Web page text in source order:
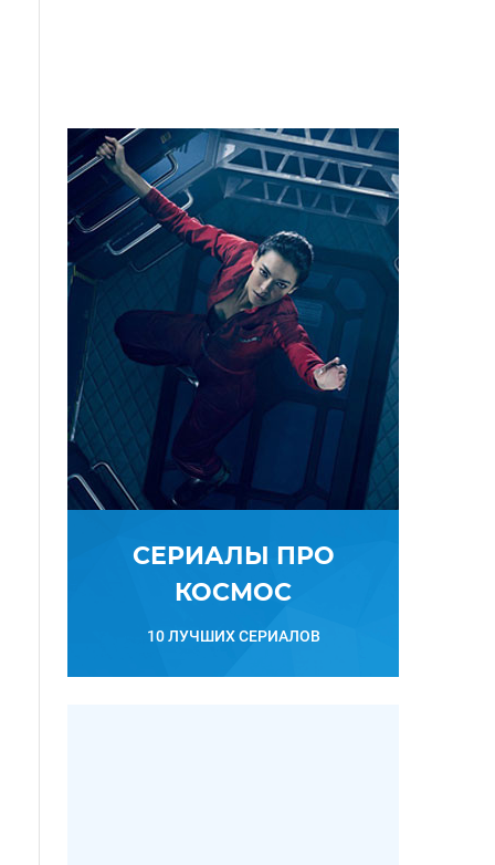
СЕРИАЛЫ ПРО
КОСМОС
10 ЛУЧШИХ СЕРИАЛОВ